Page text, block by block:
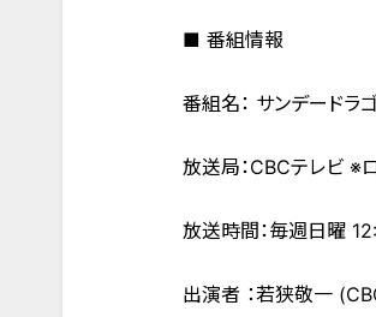
■ 番組情報
番組名： サンデードラ
放送局：CBCテレビ ※
放送時間：毎週日曜
出演者 ：若狭敬一